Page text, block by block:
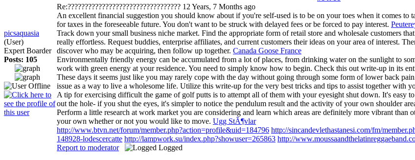
picsaquasia
(User)
Expert Boarder
Posts: 105
Re:????????????????????????????????? 12 Years, 7 Months ago
An excellent financial suggestion you should know about if you're self-used is to be on your toes when it comes
for taxes in the foreseeable future. You don't want to be struck with delayed fees or be forced to pay interest.
Track down your small business niche market. Find the appropriate form of retail store and wholesale customers
really effortless. Request buddies, enterprise affiliates, and current customers their ideas on your area of interest.
discover who may be acquiring, then follow up together. Canada Goose France
Environmentally friendly energy can be accumulated from a lot of places, from drinking water on the sunlight to
work with green energy at your residence. You need to simply know how to begin. Check this out write-up in its
These days it seems just like you may rarely cope with the day without going through some form of lower back
issue as a way to live a wholesome life. Utilize this write-up for the very best tricks and tips to assist together with
A tip for exercising difficult the game of golf putts is to attempt all of them with your eyesight shut down. It's easy
out the hole- if you shut the eyes, it's simpler to notice the pendulum result and the activity of your own shoulder
Perform a little research at work market you are considering and learn which areas are definitely more vibrant
your own whether or not you would like to move. Ugg StÃ¶vlar
http://www.btvn.net/forum/member.php?action=profile&uid=184796 http://sincandevlethastanesi.com/fm/
148928-lodescercatte http://lampwork.su/index.php?showuser=265863 http://
Report to moderator
Logged